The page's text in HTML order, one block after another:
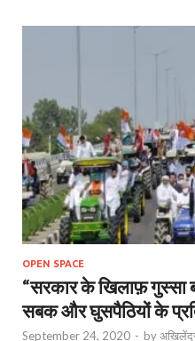
OPEN SPACE
“सरकार के खिलाफ़ गुस्सा
सबक और घुसपैठियों के
September 24, 2020 - by